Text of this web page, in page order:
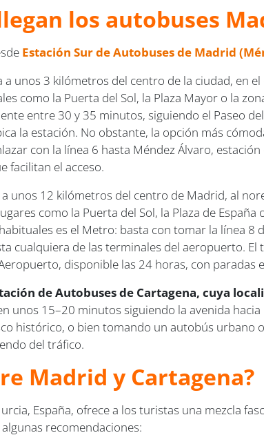
los autobuses
Estación Sur de Autobuses de Madrid
a unos 3 kilómetros del centro de la ciudad, en
como la Puerta del Sol, la Plaza Mayor o la
entre 30 y 35 minutos, siguiendo el Paseo
la estación. No obstante, la opción más
con la línea 6 hasta Méndez Álvaro,
facilitan el acceso.
unos 12 kilómetros del centro de Madrid, al
como la Puerta del Sol, la Plaza de
es el Metro: basta con tomar la línea 8
cualquiera de las terminales del aeropuerto.
disponible las 24 horas, con paradas
de Autobuses de Cartagena, cuya
unos 15–20 minutos siguiendo la avenida
histórico, o bien tomando un autobús urbano
del tráfico.
Madrid y Cartagena?
España, ofrece a los turistas una mezcla
recomendaciones: